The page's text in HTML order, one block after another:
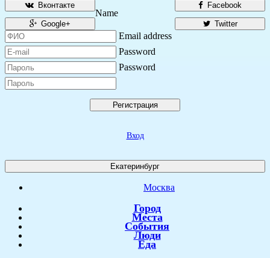
Facebook
Вконтакте
Twitter
Google+
Name
Email address
Password
Password
Регистрация
Вход
Екатеринбург
Москва
Город
Места
События
Люди
Еда